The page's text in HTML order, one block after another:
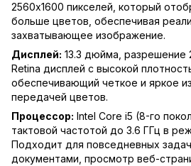
2560x1600 пикселей, который
больше цветов, обеспечивая
захватывающее изображение.
Дисплей: 13.3 дюйма, разрешение
Retina дисплей с высокой
обеспечивающий четкое и яркое
передачей цветов.
Процессор: Intel Core i5 (8-го
тактовой частотой до 3.6 ГГц в
Подходит для повседневных
документами, просмотр веб-